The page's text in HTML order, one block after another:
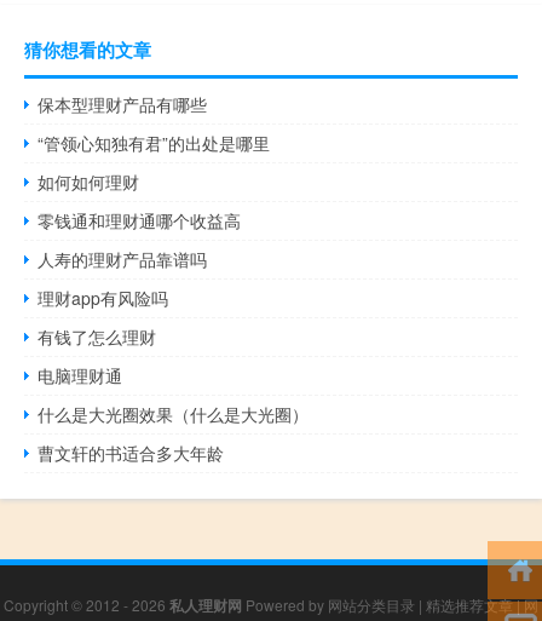
猜你想看的文章
保本型理财产品有哪些
“管领心知独有君”的出处是哪里
如何如何理财
零钱通和理财通哪个收益高
人寿的理财产品靠谱吗
理财app有风险吗
有钱了怎么理财
电脑理财通
什么是大光圈效果（什么是大光圈）
曹文轩的书适合多大年龄
Copyright © 2012 - 2026 私人理财网 Powered by 网站分类目录 | 精选推荐文章|网